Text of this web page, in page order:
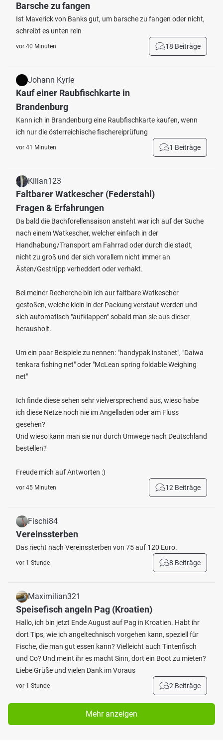
Barsche zu fangen
Ist Maverick von Banks gut, um barsche zu fangen oder nicht,
schreibt es unten rein
vor 40 Minuten 18 Beiträge
Johann Kyrle
Kauf einer Raubfischkarte in
Brandenburg
Kann ich in Brandenburg eine Raubfischkarte kaufen, wenn
ich nur die österreichische fischereiprüfung
vor 41 Minuten 1 Beiträge
Kilian123
Faltbarer Watkescher (Federstahl)
Fragen & Erfahrungen
Da bald die Bachforellensaison ansteht war ich auf der Suche
nach einem Watkescher, welcher einfach in der
Handhabung/Transport am Fahrrad oder durch die stadt,
nicht zu groß und der sich vorallem nicht immer an
Ästen/Gestrüpp verheddert oder verhakt.
Bei meiner Recherche bin ich aur faltbare Watkescher
gestoßen, welche klein in der Packung verstaut werden und
sich automatisch "aufklappen" sobald man sie aus dieser
herausholt.
Um ein paar Beispiele zu nennen: "handypak instanet", "Daiwa
tenkara fishing net" oder "McLean spring foldable Weighing
net"
Ich finde diese sehen sehr vielversprechend aus, wieso habe
ich diese Netze noch nie im Angelladen oder am Fluss
gesehen?
Und wieso kann man sie nur durch Umwege nach Deutschland
bestellen?
Freude mich auf Antworten :)
vor 45 Minuten 12 Beiträge
Fischi84
Vereinssterben
Das riecht nach Vereinssterben von 75 auf 120 Euro.
vor 1 Stunde 8 Beiträge
Maximilian321
Speisefisch angeln Pag (Kroatien)
Hallo, ich bin jetzt Ende August auf Pag in Kroatien. Habt ihr
dort Tips, wie ich angeltechnisch vorgehen kann, speziell für
Fische, die man gut essen kann? Vielleicht auch Tintenfisch
und Co? Und meint ihr es macht Sinn, dort ein Boot zu mieten?
Liebe Grüße und vielen Dank im Voraus
vor 1 Stunde 2 Beiträge
Mehr anzeigen